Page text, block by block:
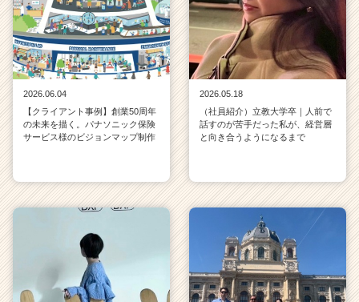
2026.06.04
【クライアント事例】創業50周年
の未来を描く。パナソニック保険
サービス様のビジョンマップ制作
2026.05.18
（社員紹介）立教大学卒｜人前で
話すのが苦手だった私が、経営層
と向き合うようになるまで